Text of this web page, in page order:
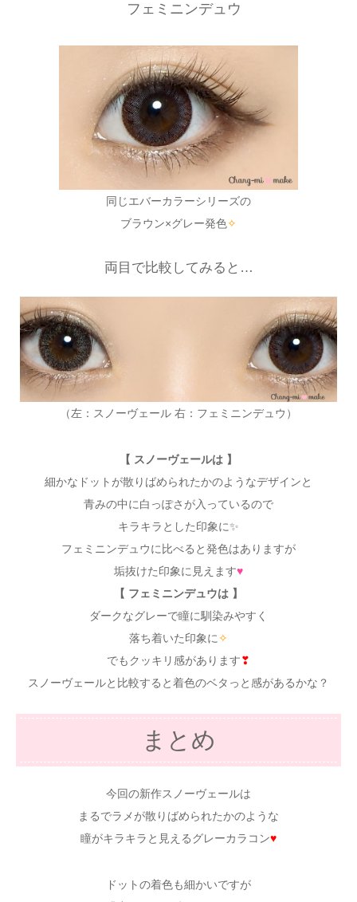
フェミニンデュウ
同じエバーカラーシリーズの
ブラウン×グレー発色✧
両目で比較してみると…
（左：スノーヴェール 右：フェミニンデュウ）
【 スノーヴェールは 】
細かなドットが散りばめられたかのようなデザインと
青みの中に白っぽさが入っているので
キラキラとした印象に✨
フェミニンデュウに比べると発色はありますが
垢抜けた印象に見えます♥
【 フェミニンデュウは 】
ダークなグレーで瞳に馴染みやすく
落ち着いた印象に✧
でもクッキリ感があります❣
スノーヴェールと比較すると着色のベタっと感があるかな？
まとめ
今回の新作スノーヴェールは
まるでラメが散りばめられたかのような
瞳がキラキラと見えるグレーカラコン♥
ドットの着色も細かいですが